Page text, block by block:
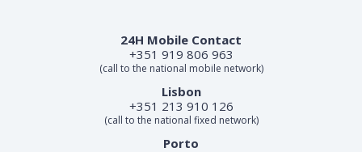
24H Mobile Contact
+351 919 806 963
(call to the national mobile network)
Lisbon
+351 213 910 126
(call to the national fixed network)
Porto